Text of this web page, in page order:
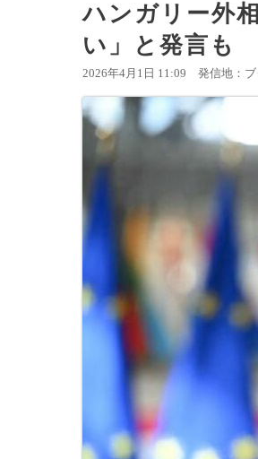
ハンガリー外
い」と発言も
2026年4月1日 11:09 発信地：